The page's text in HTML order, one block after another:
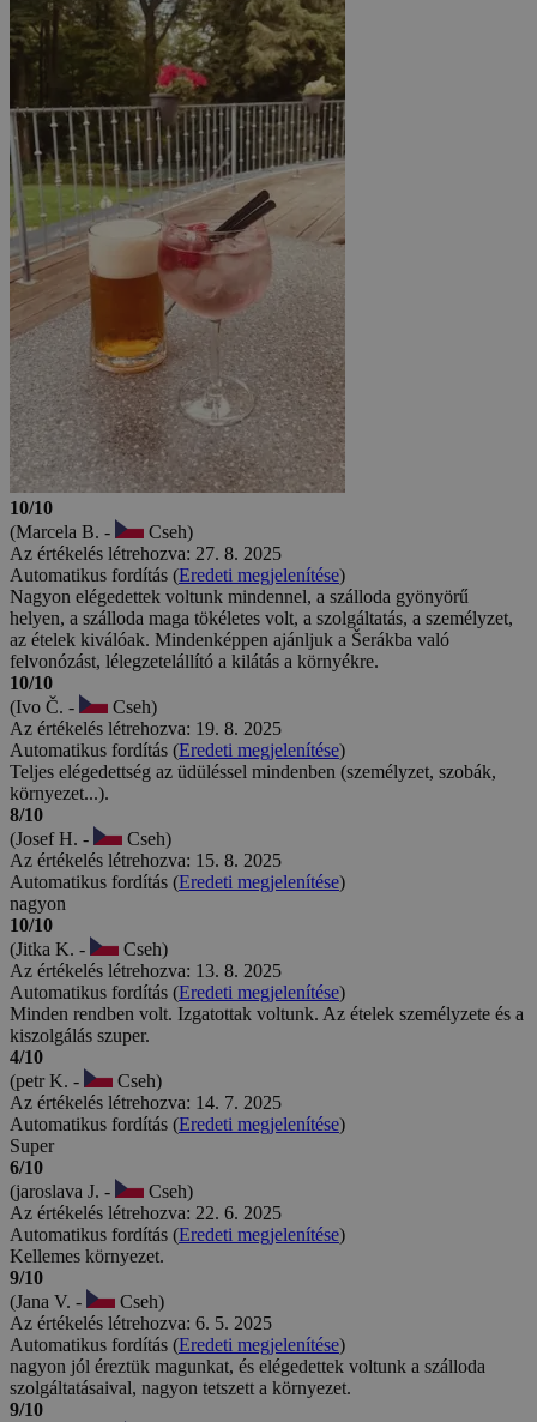
10/10
(Marcela B. -
Cseh)
Az értékelés létrehozva: 27. 8. 2025
Automatikus fordítás (Eredeti megjelenítése)
Nagyon elégedettek voltunk mindennel, a szálloda gyönyörű
helyen, a szálloda maga tökéletes volt, a szolgáltatás, a személyzet,
az ételek kiválóak. Mindenképpen ajánljuk a Šerákba való
felvonózást, lélegzetelállító a kilátás a környékre.
10/10
(Ivo Č. -
Cseh)
Az értékelés létrehozva: 19. 8. 2025
Automatikus fordítás (Eredeti megjelenítése)
Teljes elégedettség az üdüléssel mindenben (személyzet, szobák,
környezet...).
8/10
(Josef H. -
Cseh)
Az értékelés létrehozva: 15. 8. 2025
Automatikus fordítás (Eredeti megjelenítése)
nagyon
10/10
(Jitka K. -
Cseh)
Az értékelés létrehozva: 13. 8. 2025
Automatikus fordítás (Eredeti megjelenítése)
Minden rendben volt. Izgatottak voltunk. Az ételek személyzete és a
kiszolgálás szuper.
4/10
(petr K. -
Cseh)
Az értékelés létrehozva: 14. 7. 2025
Automatikus fordítás (Eredeti megjelenítése)
Super
6/10
(jaroslava J. -
Cseh)
Az értékelés létrehozva: 22. 6. 2025
Automatikus fordítás (Eredeti megjelenítése)
Kellemes környezet.
9/10
(Jana V. -
Cseh)
Az értékelés létrehozva: 6. 5. 2025
Automatikus fordítás (Eredeti megjelenítése)
nagyon jól éreztük magunkat, és elégedettek voltunk a szálloda
szolgáltatásaival, nagyon tetszett a környezet.
9/10